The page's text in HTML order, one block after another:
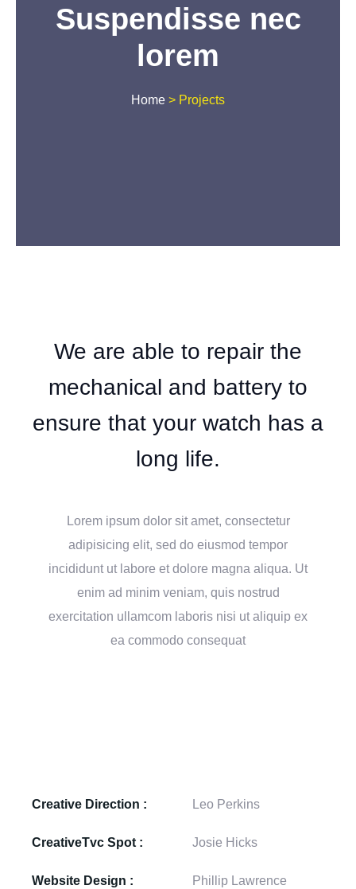
Suspendisse nec
lorem
Home > Projects
We are able to repair the
mechanical and battery to
ensure that your watch has a
long life.
Lorem ipsum dolor sit amet, consectetur
adipisicing elit, sed do eiusmod tempor
incididunt ut labore et dolore magna aliqua. Ut
enim ad minim veniam, quis nostrud
exercitation ullamcom laboris nisi ut aliquip ex
ea commodo consequat
Creative Direction :
CreativeTvc Spot :
Website Design :
Leo Perkins
Josie Hicks
Phillip Lawrence